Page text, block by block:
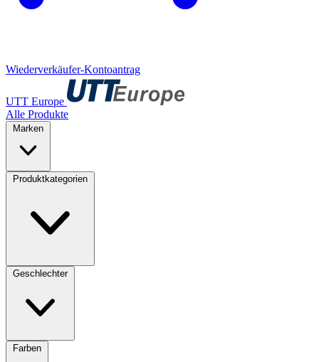
Wiederverkäufer-Kontoantrag
UTT Europe
Alle Produkte
Marken
Produktkategorien
Geschlechter
Farben